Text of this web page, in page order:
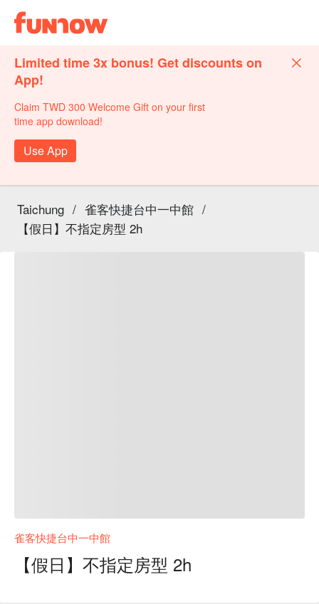
Limited time 3x bonus! Get discounts on
App!
Claim TWD 300 Welcome Gift on your first
time app download!
Use App
Taichung / 雀客快捷台中一中館 /
【假日】不指定房型 2h
雀客快捷台中一中館
【假日】不指定房型 2h